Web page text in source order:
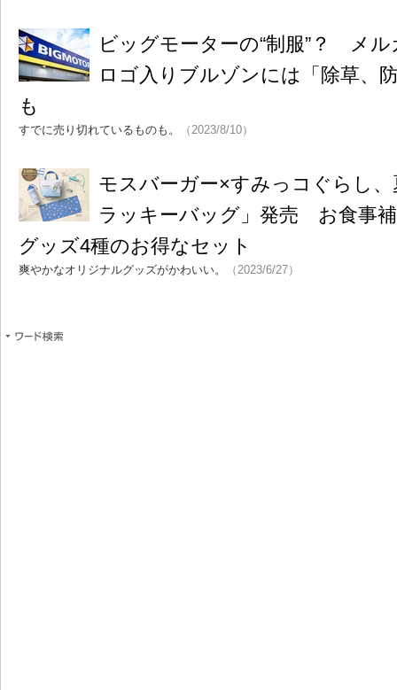
ビッグモーターの“制服”？ メ
ロゴ入りブルゾンには「除草、
も
すでに売り切れているものも。 （2023/8/10）
モスバーガー×すみっコぐらし
ラッキーバッグ」発売 お食事
グッズ4種のお得なセット
爽やかなオリジナルグッズがかわいい。 （2023/6/27）